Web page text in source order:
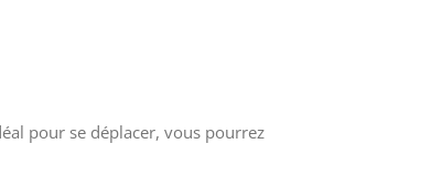
pour se déplacer, vous pourrez